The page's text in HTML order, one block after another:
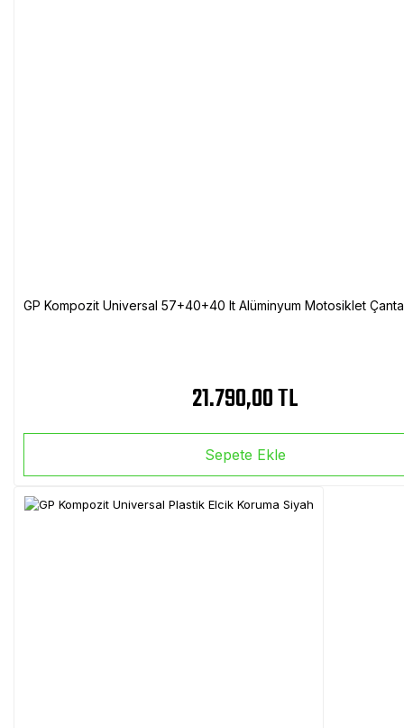
GP Kompozit Universal 57+40+40 lt Alüminyum Motosiklet
21.790,00 TL
Sepete Ekle